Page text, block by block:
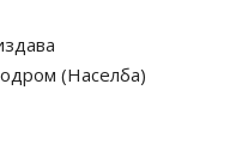
(Населба)